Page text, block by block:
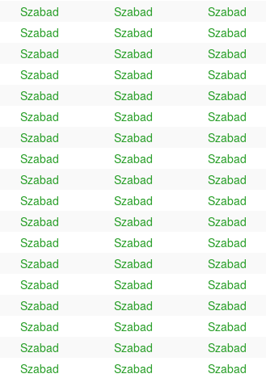
Szabad Szabad Szabad
Szabad Szabad Szabad
Szabad Szabad Szabad
Szabad Szabad Szabad
Szabad Szabad Szabad
Szabad Szabad Szabad
Szabad Szabad Szabad
Szabad Szabad Szabad
Szabad Szabad Szabad
Szabad Szabad Szabad
Szabad Szabad Szabad
Szabad Szabad Szabad
Szabad Szabad Szabad
Szabad Szabad Szabad
Szabad Szabad Szabad
Szabad Szabad Szabad
Szabad Szabad Szabad
Szabad Szabad Szabad